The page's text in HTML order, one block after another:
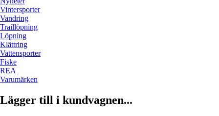
Vintersporter
Vandring
Traillöpning
Löpning
Klättring
Vattensporter
Fiske
REA
Varumärken
Lägger till i kundvagnen...